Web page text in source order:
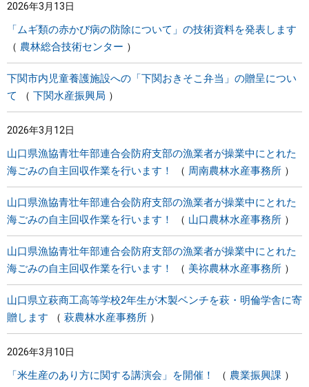
2026年3月13日
「ムギ類の赤かび病の防除について」の技術資料を発表します
農林総合技術センター
下関市内児童養護施設への「下関おきそこ弁当」の贈呈につい
て
下関水産振興局
2026年3月12日
山口県漁協青壮年部連合会防府支部の漁業者が操業中にとれた
海ごみの自主回収作業を行います！
周南農林水産事務所
山口県漁協青壮年部連合会防府支部の漁業者が操業中にとれた
海ごみの自主回収作業を行います！
山口農林水産事務所
山口県漁協青壮年部連合会防府支部の漁業者が操業中にとれた
海ごみの自主回収作業を行います！
美祢農林水産事務所
山口県立萩商工高等学校2年生が木製ベンチを萩・明倫学舎に寄
贈します
萩農林水産事務所
2026年3月10日
「米生産のあり方に関する講演会」を開催！ 農業振興課